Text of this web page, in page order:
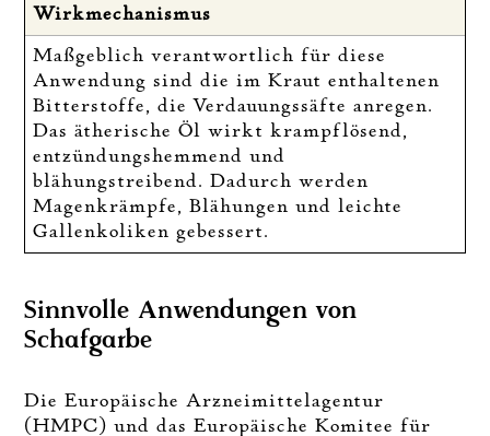
Wirkmechanismus
Maßgeblich verantwortlich für diese
Anwendung sind die im Kraut enthaltenen
Bitterstoffe, die Verdauungssäfte anregen.
Das ätherische Öl wirkt krampflösend,
entzündungshemmend und
blähungstreibend. Dadurch werden
Magenkrämpfe, Blähungen und leichte
Gallenkoliken gebessert.
Sinnvolle Anwendungen von
Schafgarbe
Die Europäische Arzneimittelagentur
(HMPC) und das Europäische Komitee für